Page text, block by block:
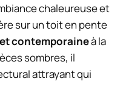
chaleureuse et
sur un toit en pente
contemporaineà la
sombres, il
attrayant qui